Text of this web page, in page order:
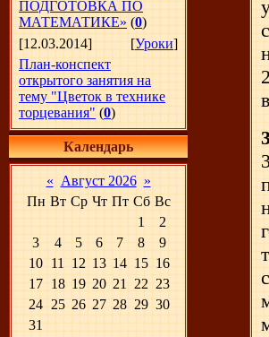
ПОДГОТОВКА ПО
МАТЕМАТИКЕ» (0)
[12.03.2014]
[Уроки]
План-конспект
открытого занятия на
тему "Цветок в технике
торцевания" (0)
Календарь
« Август 2026 »
Пн Вт Ср Чт Пт Сб Вс
1
2
3
4 5 6 7 8
9
10 11 12 13 14 15 16
17 18 19 20 21 22 23
24 25 26 27 28 29 30
31